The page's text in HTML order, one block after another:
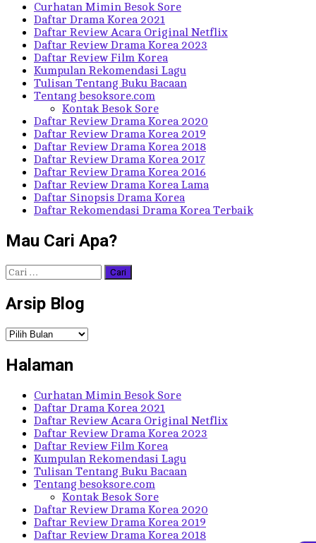
Curhatan Mimin Besok Sore
Daftar Drama Korea 2021
Daftar Review Acara Original Netflix
Daftar Review Drama Korea 2023
Daftar Review Film Korea
Kumpulan Rekomendasi Lagu
Tulisan Tentang Buku Bacaan
Tentang besoksore.com
Kontak Besok Sore
Daftar Review Drama Korea 2020
Daftar Review Drama Korea 2019
Daftar Review Drama Korea 2018
Daftar Review Drama Korea 2017
Daftar Review Drama Korea 2016
Daftar Review Drama Korea Lama
Daftar Sinopsis Drama Korea
Daftar Rekomendasi Drama Korea Terbaik
Mau Cari Apa?
Cari
untuk:
Arsip Blog
Arsip
Halaman
Curhatan Mimin Besok Sore
Daftar Drama Korea 2021
Daftar Review Acara Original Netflix
Daftar Review Drama Korea 2023
Daftar Review Film Korea
Kumpulan Rekomendasi Lagu
Tulisan Tentang Buku Bacaan
Tentang besoksore.com
Kontak Besok Sore
Daftar Review Drama Korea 2020
Daftar Review Drama Korea 2019
Daftar Review Drama Korea 2018